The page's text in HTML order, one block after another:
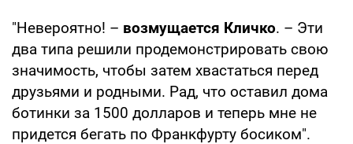
"Невероятно! – возмущается Кличко. – Эти
два типа решили продемонстрировать свою
значимость, чтобы затем хвастаться перед
друзьями и родными. Рад, что оставил дома
ботинки за 1500 долларов и теперь мне не
придется бегать по Франкфурту босиком".